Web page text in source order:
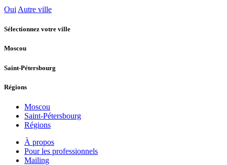
Oui Autre ville
Sélectionnez votre ville
Moscou
Saint-Pétersbourg
Régions
Moscou
Saint-Pétersbourg
Régions
À propos
Pour les professionnels
Mailing